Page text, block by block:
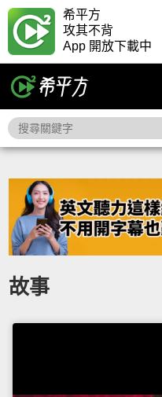
希平方
攻其不背
App 開放下載中
故事